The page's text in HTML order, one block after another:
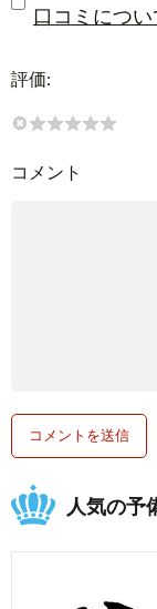
口コミにつ
評価:
コメント
人気の予